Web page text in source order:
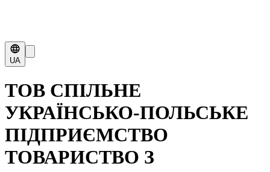
UA
ТОВ СПІЛЬНЕ
УКРАЇНСЬКО-ПОЛЬСЬКЕ
ПІДПРИЄМСТВО
ТОВАРИСТВО З